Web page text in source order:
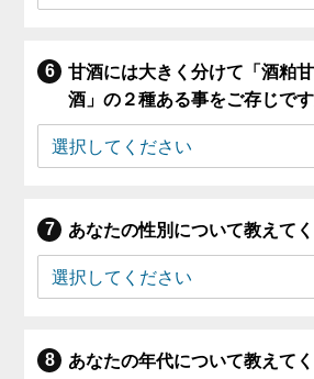
甘酒には大きく分けて「酒粕
酒」の２種ある事をご存じで
あなたの性別について教えて
あなたの年代について教えて